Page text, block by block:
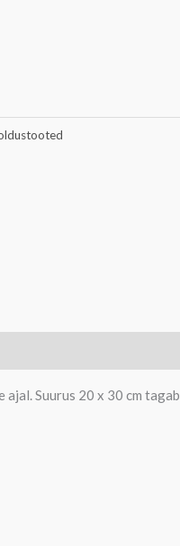
Suurus 20 x 30 cm tagab